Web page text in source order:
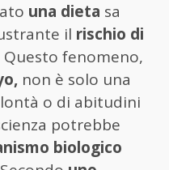
una dieta sa
il rischio di
Questo fenomeno,
non è solo una
o di abitudini
potrebbe
biologico